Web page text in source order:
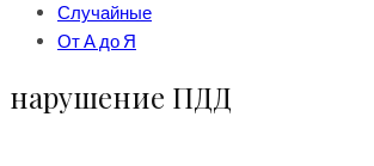
Случайные
От А до Я
нарушение ПДД